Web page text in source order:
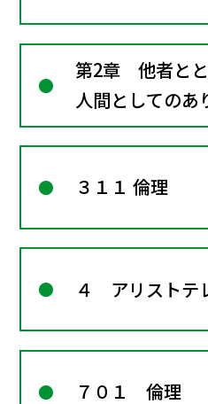
第2章 他者と
人間としてのあ
３１１ 倫理
４ アリストテ
７０１ 倫理